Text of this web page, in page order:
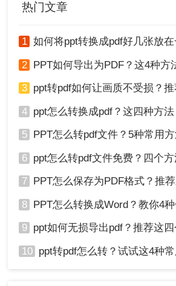
热门文章
1 如何将ppt转换成pdf好几张放在一页？分享三
2 PPT如何导出为PDF？这4种方法简单易
3 ppt转pdf如何让画质不受损？推荐这三
4 ppt怎么转换成pdf？这四种方法，老
5 PPT怎么转pdf文件？5种常用方
6 ppt怎么转pdf文件免费？四个
7 PPT怎么保存为PDF格式？推荐三
8 PPT怎么转换成Word？教你4种值得
9 ppt如何无损导出pdf？推荐这四个
10 ppt转pdf怎么转？试试这4种常